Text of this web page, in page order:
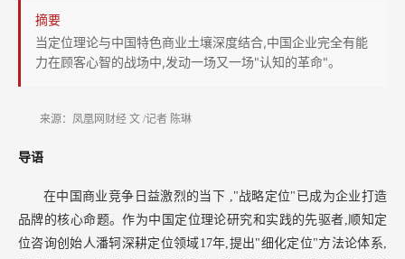
摘要
当定位理论与中国特色商业土壤深度结合,中国企业完全有能
力在顾客心智的战场中,发动一场又一场"认知的革命"。
来源：凤凰网财经 文 /记者 陈琳
导语
在中国商业竞争日益激烈的当下
,"战略定位"已成为企业打造
品牌的核心命题。作为中国定位理论研究和实践的先驱者,顺知定
位咨询创始人潘轲深耕定位领域17年,提出"细化定位"方法论体系,